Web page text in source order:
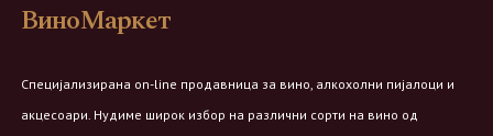
ВиноМаркет
Специјализирана on-line продавница за вино, алкохолни пијалоци и
акцесоари. Нудиме широк избор на различни сорти на вино од